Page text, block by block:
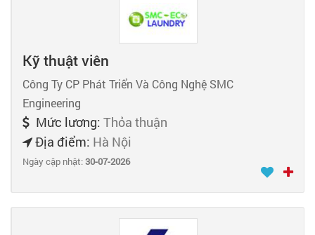
Kỹ thuật viên
Công Ty CP Phát Triển Và Công Nghệ SMC
Engineering
Mức lương: Thỏa thuận
Địa điểm: Hà Nội
Ngày cập nhật:30-07-2026